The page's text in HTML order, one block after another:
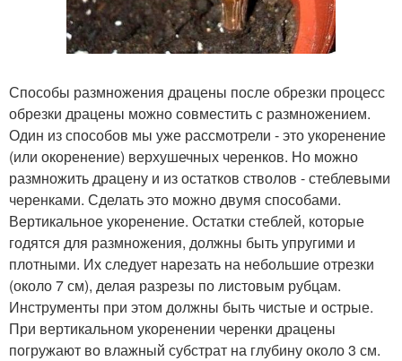
Способы размножения драцены после обрезки процесс
обрезки драцены можно совместить с размножением.
Один из способов мы уже рассмотрели - это укоренение
(или окоренение) верхушечных черенков. Но можно
размножить драцену и из остатков стволов - стеблевыми
черенками. Сделать это можно двумя способами.
Вертикальное укоренение. Остатки стеблей, которые
годятся для размножения, должны быть упругими и
плотными. Их следует нарезать на небольшие отрезки
(около 7 см), делая разрезы по листовым рубцам.
Инструменты при этом должны быть чистые и острые.
При вертикальном укоренении черенки драцены
погружают во влажный субстрат на глубину около 3 см.